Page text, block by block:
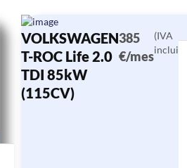
VOLKSWAGEN
T-ROC Life 2.0
TDI 85kW
(115CV)
385
€/mes
(IVA
incluido)